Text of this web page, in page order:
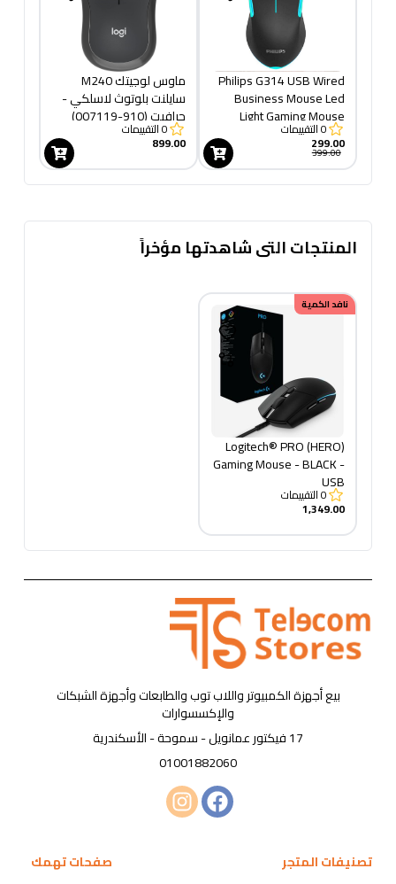
Philips G314 USB Wired
Business Mouse Led
Light Gaming Mouse
0التقييمات
299.00
399.00
ماوس لوجيتك M240
سايلنت بلوتوث لاسلكي -
جرافيت (910-007119)
0التقييمات
899.00
المنتجات التى شاهدتها مؤخراً
نافد الكمية
Logitech® PRO (HERO)
Gaming Mouse - BLACK -
USB
0التقييمات
1,349.00
بيع أجهزة الكمبيوتر واللاب توب والطابعات وأجهزة الشبكات
والإكسسوارات
17 فيكتور عمانويل - سموحة - الأسكندرية
01001882060
تصنيفات المتجر صفحات تهمك